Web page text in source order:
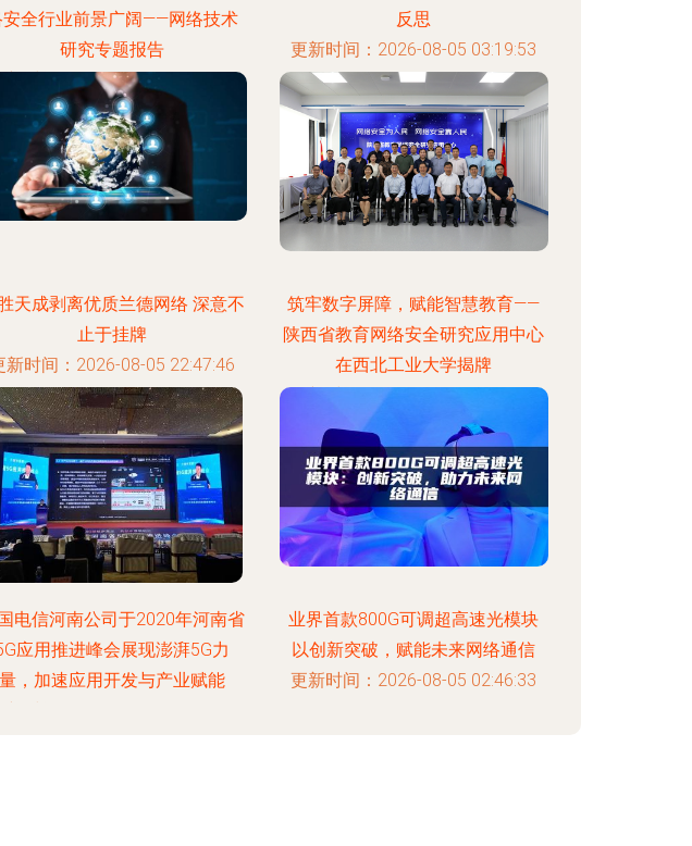
安全行业前景广阔——网络技术
研究专题报告
更新时间：2026-08-05 22:57:07
反思
更新时间：2026-08-05 03:19:53
天成剥离优质兰德网络 深意不
止于挂牌
新时间：2026-08-05 22:47:46
筑牢数字屏障，赋能智慧教育——
陕西省教育网络安全研究应用中心
在西北工业大学揭牌
更新时间：2026-08-05 08:43:34
电信河南公司于2020年河南省
应用推进峰会展现澎湃5G力
量，加速应用开发与产业赋能
业界首款800G可调超高速光模块
以创新突破，赋能未来网络通信
更新时间：2026-08-05 02:46:33